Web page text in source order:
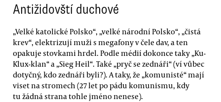
Antižidovští duchové
„Velké katolické Polsko“, „velké národní Polsko“, „čistá
krev“, elektrizují muži s megafony v čele dav, a ten
opakuje stovkami hrdel. Podle médií dokonce taky „Ku-
Klux-klan“ a „Sieg Heil“. Také „pryč se zednáři“ (ví vůbec
dotyčný, kdo zednáři byli?). A taky, že „komunisté“ mají
viset na stromech (27 let po pádu komunismu, kdy
tu žádná strana tohle jméno nenese).